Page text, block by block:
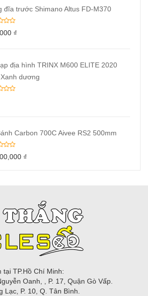
đĩa trước Shimano Altus FD-M370
₫
địa hình TRINX M600 ELITE 2020
dương
Carbon 700C Aivee RS2 500mm
₫
tại TP.Hồ Chí Minh:
Oanh, , P. 17, Quận Gò Vấp.
Lạc, P. 10, Q. Tân Bình.